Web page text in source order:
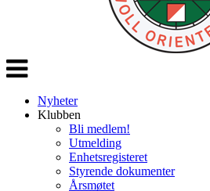
Veksle
navigasjon
Nyheter
Klubben
Bli medlem!
Utmelding
Enhetsregisteret
Styrende dokumenter
Årsmøtet